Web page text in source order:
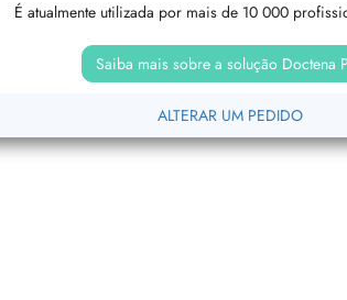
É atualmente utilizada por mais de 10 000
Saiba mais sobre a solução Doctena
ALTERAR UM PEDIDO